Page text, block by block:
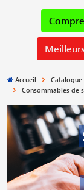
Accueil Catalogue
Consommables de